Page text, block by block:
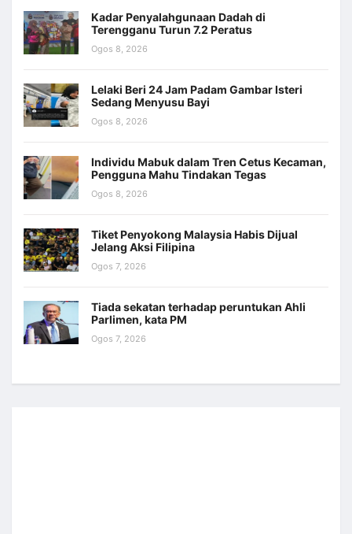
Kadar Penyalahgunaan Dadah di
Terengganu Turun 7.2 Peratus
Ogos 8, 2026
Lelaki Beri 24 Jam Padam Gambar Isteri
Sedang Menyusu Bayi
Ogos 8, 2026
Individu Mabuk dalam Tren Cetus Kecaman,
Pengguna Mahu Tindakan Tegas
Ogos 8, 2026
Tiket Penyokong Malaysia Habis Dijual
Jelang Aksi Filipina
Ogos 7, 2026
Tiada sekatan terhadap peruntukan Ahli
Parlimen, kata PM
Ogos 7, 2026